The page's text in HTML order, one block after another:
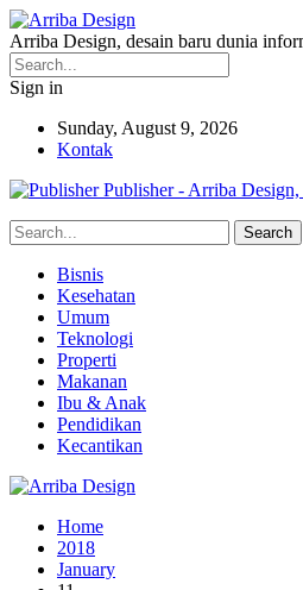
Arriba Design, desain baru dunia
Sign in
Sunday, August 9, 2026
Kontak
Publisher - Arriba
Bisnis
Kesehatan
Umum
Teknologi
Properti
Makanan
Ibu & Anak
Pendidikan
Kecantikan
Home
2018
January